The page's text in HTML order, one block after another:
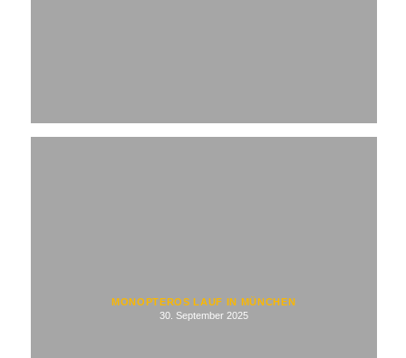
MONOPTEROS LAUF IN MÜNCHEN
30. September 2025